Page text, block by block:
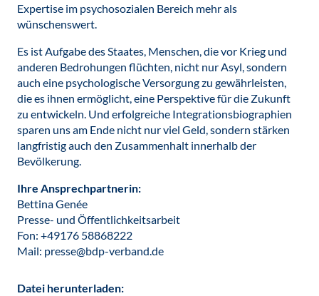
Expertise im psychosozialen Bereich mehr als
wünschenswert.
Es ist Aufgabe des Staates, Menschen, die vor Krieg und
anderen Bedrohungen flüchten, nicht nur Asyl, sondern
auch eine psychologische Versorgung zu gewährleisten,
die es ihnen ermöglicht, eine Perspektive für die Zukunft
zu entwickeln. Und erfolgreiche Integrationsbiographien
sparen uns am Ende nicht nur viel Geld, sondern stärken
langfristig auch den Zusammenhalt innerhalb der
Bevölkerung.
Ihre Ansprechpartnerin:
Bettina Genée
Presse- und Öffentlichkeitsarbeit
Fon: +49176 58868222
Mail: presse@bdp-verband.de
Datei herunterladen: